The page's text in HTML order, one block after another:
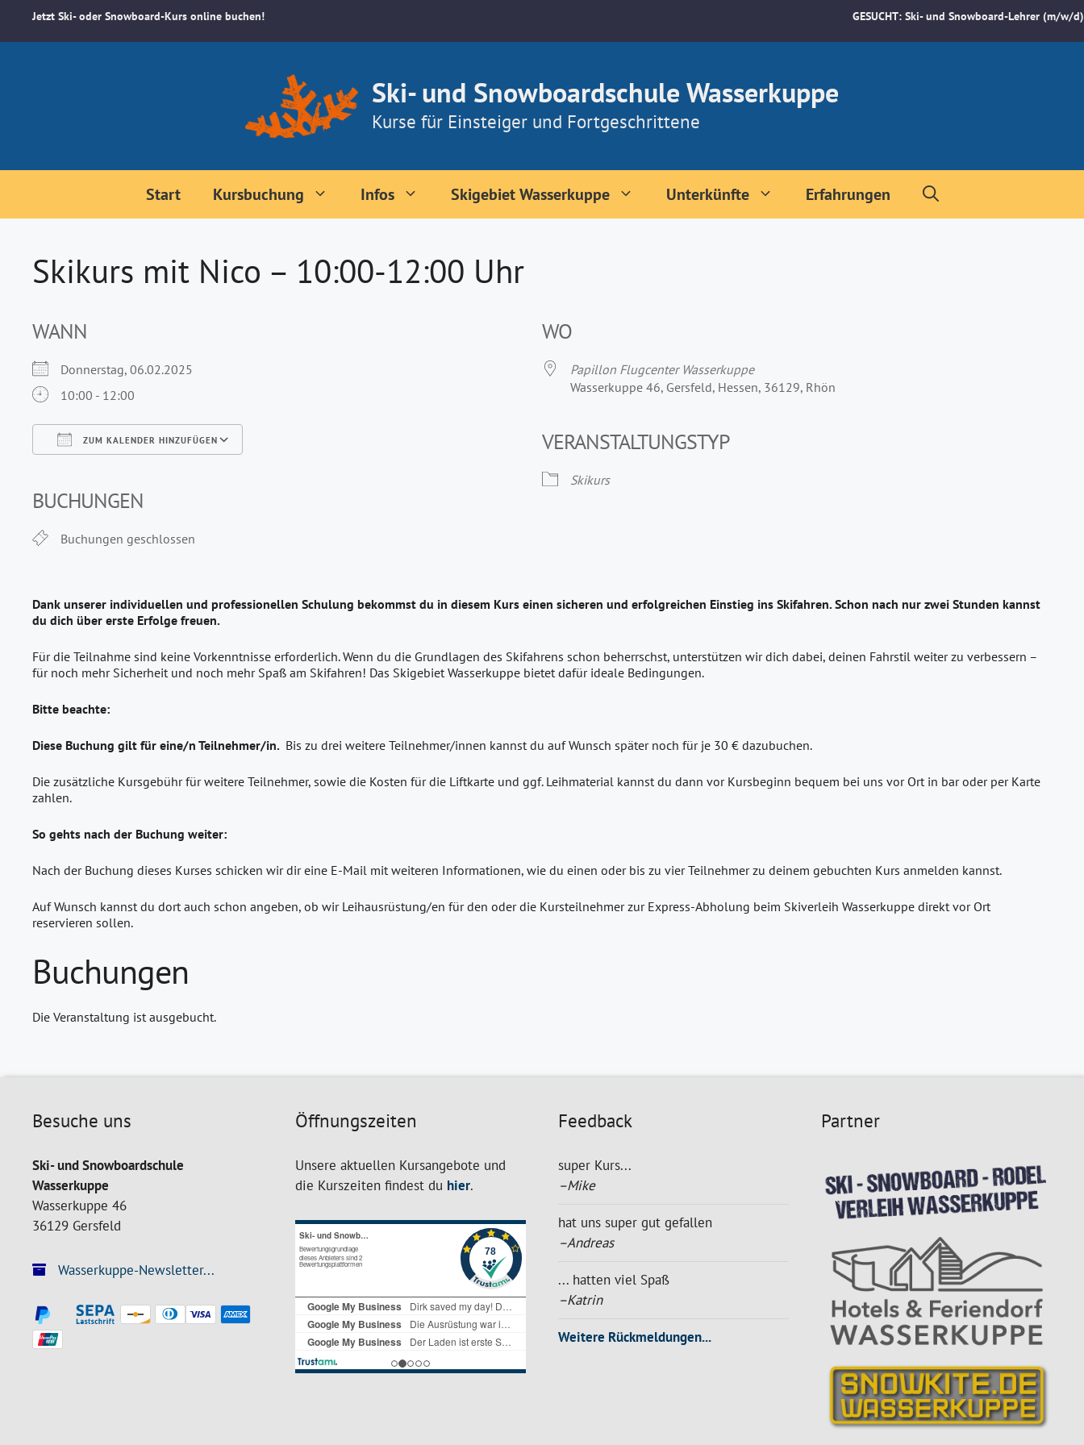
GESUCHT: Ski- und Snowboard-Lehrer (m/w/d)
Jetzt Ski- oder Snowboard-Kurs online buchen!
Ski- und Snowboardschule Wasserkuppe
Kurse für Einsteiger und Fortgeschrittene
Start Kursbuchung Infos Skigebiet Wasserkuppe Unterkünfte Erfahrungen
Skikurs mit Nico – 10:00-12:00 Uhr
WANN
Donnerstag, 06.02.2025
10:00 - 12:00
ZUM KALENDER HINZUFÜGEN
BUCHUNGEN
Buchungen geschlossen
WO
Papillon Flugcenter Wasserkuppe
Wasserkuppe 46, Gersfeld, Hessen, 36129, Rhön
VERANSTALTUNGSTYP
Skikurs
Dank unserer individuellen und professionellen Schulung bekommst du in diesem Kurs einen sicheren und erfolgreichen Einstieg ins Skifahren. Schon nach nur zwei Stunden kannst
du dich über erste Erfolge freuen.
Für die Teilnahme sind keine Vorkenntnisse erforderlich. Wenn du die Grundlagen des Skifahrens schon beherrschst, unterstützen wir dich dabei, deinen Fahrstil weiter zu verbessern –
für noch mehr Sicherheit und noch mehr Spaß am Skifahren! Das Skigebiet Wasserkuppe bietet dafür ideale Bedingungen.
Bitte beachte:
Diese Buchung gilt für eine/n Teilnehmer/in. Bis zu drei weitere Teilnehmer/innen kannst du auf Wunsch später noch für je 30 € dazubuchen.
Die zusätzliche Kursgebühr für weitere Teilnehmer, sowie die Kosten für die Liftkarte und ggf. Leihmaterial kannst du dann vor Kursbeginn bequem bei uns vor Ort in bar oder per Karte
zahlen.
So gehts nach der Buchung weiter:
Nach der Buchung dieses Kurses schicken wir dir eine E-Mail mit weiteren Informationen, wie du einen oder bis zu vier Teilnehmer zu deinem gebuchten Kurs anmelden kannst.
Auf Wunsch kannst du dort auch schon angeben, ob wir Leihausrüstung/en für den oder die Kursteilnehmer zur Express-Abholung beim Skiverleih Wasserkuppe direkt vor Ort
reservieren sollen.
Buchungen
Die Veranstaltung ist ausgebucht.
Besuche uns
Ski- und Snowboardschule
Wasserkuppe
Wasserkuppe 46
36129 Gersfeld
Wasserkuppe-Newsletter...
Öffnungszeiten
Unsere aktuellen Kursangebote und
die Kurszeiten findest du hier.
Feedback
super Kurs...
–Mike
hat uns super gut gefallen
–Andreas
... hatten viel Spaß
–Katrin
Weitere Rückmeldungen...
Partner